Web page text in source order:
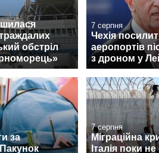
обстріл
7 серпня
Чехія
аеропортів
з дроном у
за
7 серпня
Міграційна
Італія поки